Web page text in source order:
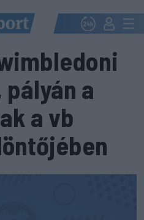
a
a vb